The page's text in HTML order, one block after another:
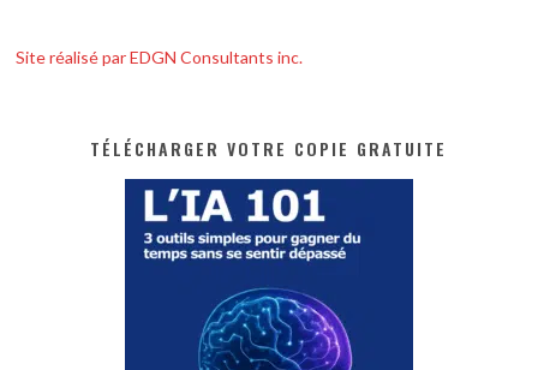
Site réalisé par EDGN Consultants inc.
TÉLÉCHARGER VOTRE COPIE GRATUITE